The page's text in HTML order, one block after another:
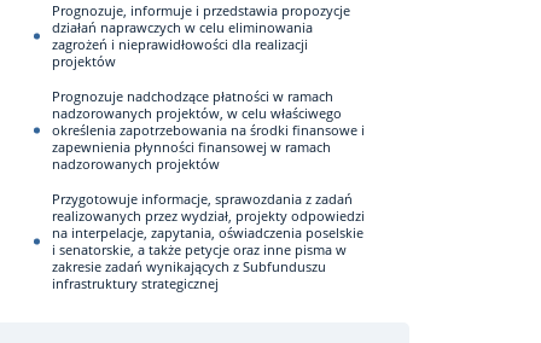
Prognozuje, informuje i przedstawia propozycje
działań naprawczych w celu eliminowania
zagrożeń i nieprawidłowości dla realizacji
projektów
Prognozuje nadchodzące płatności w ramach
nadzorowanych projektów, w celu właściwego
określenia zapotrzebowania na środki finansowe i
zapewnienia płynności finansowej w ramach
nadzorowanych projektów
Przygotowuje informacje, sprawozdania z zadań
realizowanych przez wydział, projekty odpowiedzi
na interpelacje, zapytania, oświadczenia poselskie
i senatorskie, a także petycje oraz inne pisma w
zakresie zadań wynikających z Subfunduszu
infrastruktury strategicznej